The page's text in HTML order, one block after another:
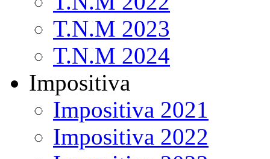
T.N.M 2023
T.N.M 2024
Impositiva
Impositiva 2021
Impositiva 2022